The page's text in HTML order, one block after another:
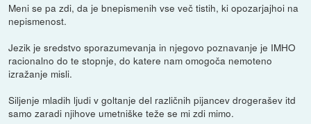
Meni se pa zdi, da je bnepismenih vse več tistih, ki opozarjajhoi na
nepismenost.
Jezik je sredstvo sporazumevanja in njegovo poznavanje je IMHO
racionalno do te stopnje, do katere nam omogoča nemoteno
izražanje misli.
Siljenje mladih ljudi v goltanje del različnih pijancev drogerašev itd
samo zaradi njihove umetniške teže se mi zdi mimo.